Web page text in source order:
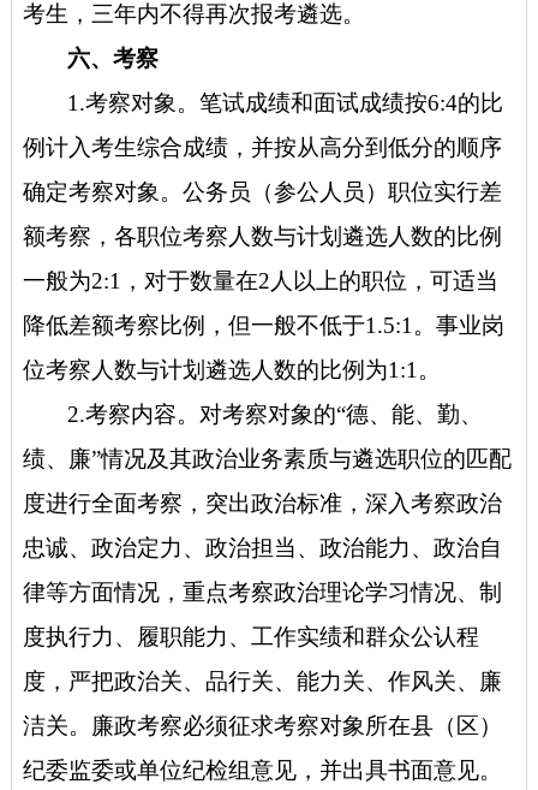
考生，三年内不得再次报考遴选。
六、考察
1.考察对象。笔试成绩和面试成绩按6:4的比
例计入考生综合成绩，并按从高分到低分的顺序
确定考察对象。公务员（参公人员）职位实行差
额考察，各职位考察人数与计划遴选人数的比例
一般为2:1，对于数量在2人以上的职位，可适当
降低差额考察比例，但一般不低于1.5:1。事业岗
位考察人数与计划遴选人数的比例为1:1。
2.考察内容。对考察对象的“德、能、勤、
绩、廉”情况及其政治业务素质与遴选职位的匹配
度进行全面考察，突出政治标准，深入考察政治
忠诚、政治定力、政治担当、政治能力、政治自
律等方面情况，重点考察政治理论学习情况、制
度执行力、履职能力、工作实绩和群众公认程
度，严把政治关、品行关、能力关、作风关、廉
洁关。廉政考察必须征求考察对象所在县（区）
纪委监委或单位纪检组意见，并出具书面意见。